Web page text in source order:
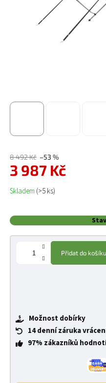
8 492 Kč –53 %
3 987 Kč
Měrná cena:
Skladem (>5 ks)
Přidat do košíku
Možnost dobírky
14 denní záruka
97% zákazníků hodnotí